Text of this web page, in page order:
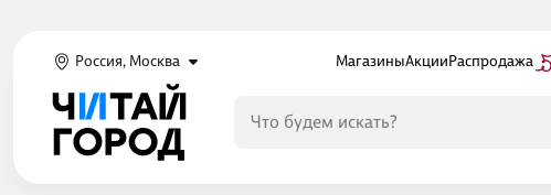
Россия, Москва МагазиныАкцииРаспродажа